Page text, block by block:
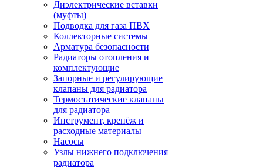
Диэлектрические вставки
(муфты)
Подводка для газа ПВХ
Коллекторные системы
Арматура безопасности
Радиаторы отопления и
комплектующие
Запорные и регулирующие
клапаны для радиатора
Термостатические клапаны
для радиатора
Инструмент, крепёж и
расходные материалы
Насосы
Узлы нижнего подключения
радиатора